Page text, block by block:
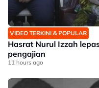
VIDEO TERKINI & POPULAR
Hasrat Nurul Izzah
pengajian
11 hours ago